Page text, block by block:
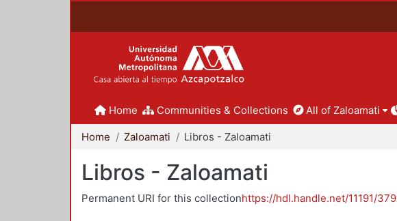
Home Communities & Collections All of Zaloamati
Home Zaloamati Libros - Zaloamati
Libros - Zaloamati
Permanent URI for this collectionhttps://hdl.handle.net/11191/379